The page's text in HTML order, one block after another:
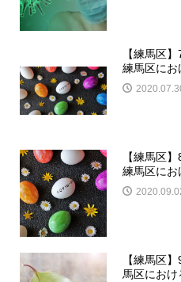
【練馬区
練馬区にお
【練馬区
練馬区にお
【練馬区
馬区におけ